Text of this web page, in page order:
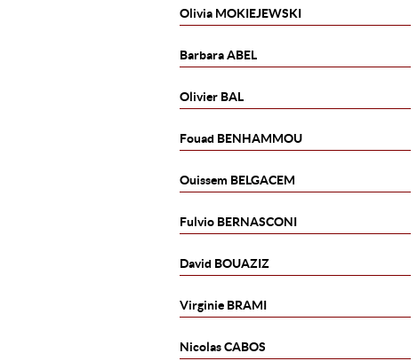
Olivia MOKIEJEWSKI
BarbaraABEL
Olivier BAL
Fouad BENHAMMOU
Ouissem BELGACEM
Fulvio BERNASCONI
David BOUAZIZ
Virginie BRAMI
NicolasCABOS